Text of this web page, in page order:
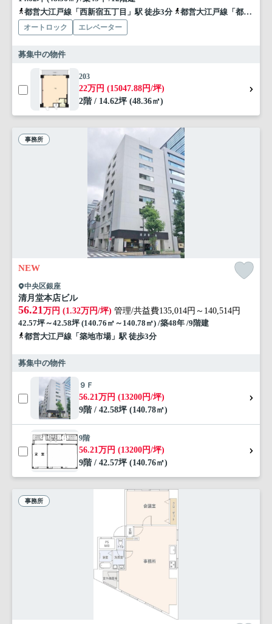
都営大江戸線「西新宿五丁目」駅 徒歩3分
都営大江戸線「都庁前」駅 徒歩10分
オートロック エレベーター
募集中の物件
203
22万円 (15047.88円/坪)
2階 / 14.62坪 (48.36㎡)
事務所
NEW
中央区銀座
清月堂本店ビル
56.21万円 (1.32万円/坪) 管理/共益費135,014円～140,514円
42.57坪～42.58坪 (140.76㎡～140.78㎡) /築48年 /9階建
都営大江戸線「築地市場」駅 徒歩3分
募集中の物件
９Ｆ
56.21万円 (13200円/坪)
9階 / 42.58坪 (140.78㎡)
9階
56.21万円 (13200円/坪)
9階 / 42.57坪 (140.76㎡)
事務所